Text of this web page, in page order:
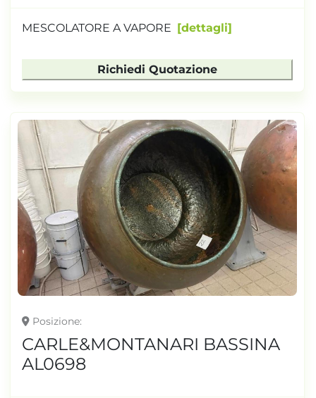
MESCOLATORE A VAPORE dettagli
Richiedi Quotazione
Posizione
CARLE&MONTANARI BASSINA
AL0698